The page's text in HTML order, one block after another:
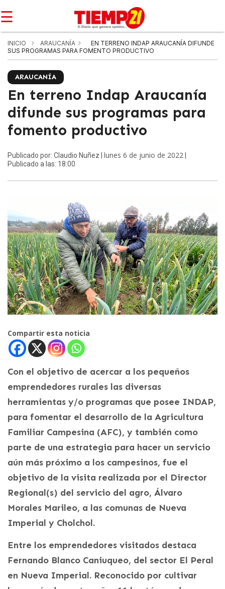
☰
INICIO ARAUCANÍA
EN TERRENO INDAP ARAUCANÍA DIFUNDE
SUS PROGRAMAS PARA FOMENTO PRODUCTIVO
ARAUCANÍA
En terreno Indap Araucanía
difunde sus programas para
fomento productivo
Publicado por: Claudio Nuñez | lunes 6 de junio de 2022
Publicado a las: 18:00
Compartir esta noticia
Con el objetivo de acercar a los pequeños
emprendedores rurales las diversas
herramientas y/o programas que posee INDAP,
para fomentar el desarrollo de la Agricultura
Familiar Campesina (AFC), y también como
parte de una estrategia para hacer un servicio
aún más próximo a los campesinos, fue el
objetivo de la visita realizada por el Director
Regional(s) del servicio del agro, Álvaro
Morales Marileo, a las comunas de Nueva
Imperial y Cholchol.
Entre los emprendedores visitados destaca
Fernando Blanco Caniuqueo, del sector El Peral
en Nueva Imperial. Reconocido por cultivar